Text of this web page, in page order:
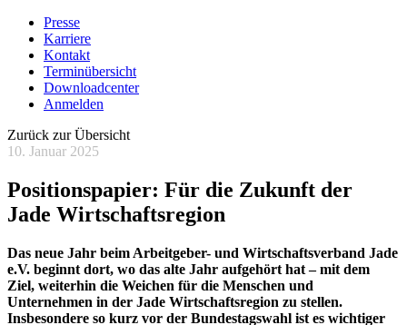
Presse
Karriere
Kontakt
Terminübersicht
Downloadcenter
Anmelden
Zurück zur Übersicht
10. Januar 2025
Positionspapier: Für die Zukunft der
Jade Wirtschaftsregion
Das neue Jahr beim Arbeitgeber- und Wirtschaftsverband Jade
e.V. beginnt dort, wo das alte Jahr aufgehört hat – mit dem
Ziel, weiterhin die Weichen für die Menschen und
Unternehmen in der Jade Wirtschaftsregion zu stellen.
Insbesondere so kurz vor der Bundestagswahl ist es wichtiger